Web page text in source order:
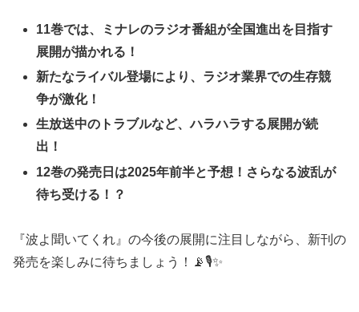
11巻では、ミナレのラジオ番組が全国進出を目指す
展開が描かれる！
新たなライバル登場により、ラジオ業界での生存競
争が激化！
生放送中のトラブルなど、ハラハラする展開が続
出！
12巻の発売日は2025年前半と予想！さらなる波乱が
待ち受ける！？
『波よ聞いてくれ』の今後の展開に注目しながら、新刊の
発売を楽しみに待ちましょう！📡🎙️✨